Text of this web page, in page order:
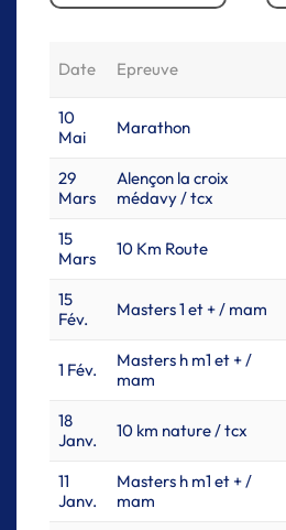
Date Epreuve
10
Mai
Marathon
29
Mars
Alençon la croix
médavy / tcx
15
Mars
10 Km Route
15
Fév.
Masters 1 et + / mam
1 Fév.
Masters h m1 et + /
mam
18
Janv.
10 km nature / tcx
11
Janv.
Masters h m1 et + /
mam